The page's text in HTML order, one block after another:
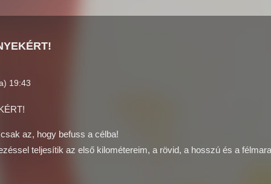
19:43
az, hogy befuss a célba!
teljesítik az első kilométereim, a rövid, a hosszú és a